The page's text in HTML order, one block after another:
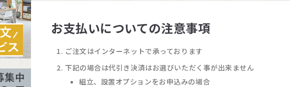
お支払いについての注意事項
ご注文はインターネットで承っております
下記の場合は代引き決済はお選びいただく事が出来ません
組立、設置オプションをお申込みの場合